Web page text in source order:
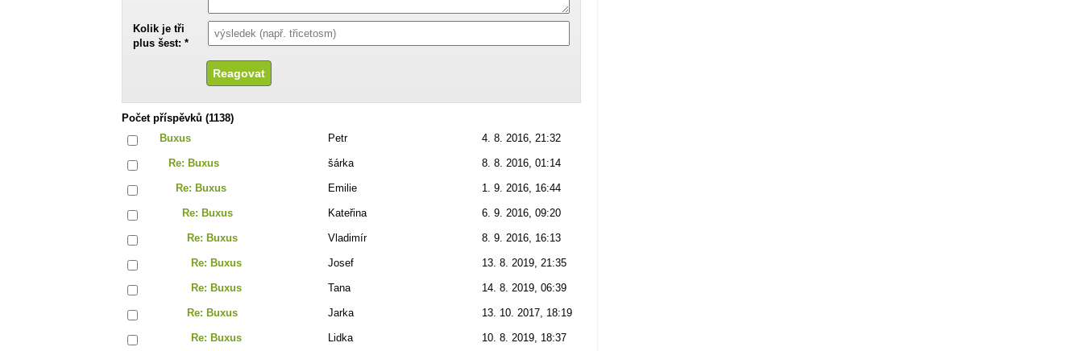
Kolik je tři
plus šest: *
Počet příspěvků (1138)
Buxus
Petr 4. 8. 2016, 21:32
Re: Buxus šárka 8. 8. 2016, 01:14
Re: Buxus Emilie 1. 9. 2016, 16:44
Re: Buxus Kateřina 6. 9. 2016, 09:20
Re: Buxus Vladimír 8. 9. 2016, 16:13
Re: Buxus Josef 13. 8. 2019, 21:35
Re: Buxus Tana 14. 8. 2019, 06:39
Re: Buxus Jarka 13. 10. 2017, 18:19
Re: Buxus Lidka 10. 8. 2019, 18:37